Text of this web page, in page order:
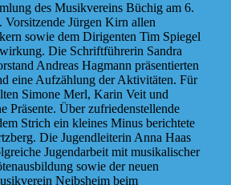
des Musikvereins Büchig am 6.
Vorsitzende Jürgen Kirn allen
sowie dem Dirigenten Tim Spiegel
Die Schriftführerin Sandra
Andreas Hagmann präsentierten
eine Aufzählung der Aktivitäten. Für
Simone Merl, Karin Veit und
Präsente. Über zufriedenstellende
Strich ein kleines Minus berichtete
Die Jugendleiterin Anna Haas
Jugendarbeit mit musikalischer
sowie der neuen
Neibsheim beim